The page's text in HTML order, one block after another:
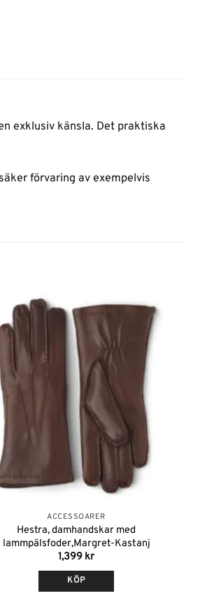
exklusiv känsla. Det praktiska
förvaring av exempelvis
Lägg till i
önskelistan
ACCESSOARER
Hestra, damhandskar med
lammpälsfoder,Margret-Kastanj
1,399 kr
KÖP